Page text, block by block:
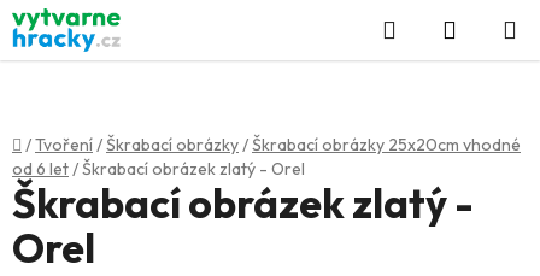
Přejít
na
obsah
Hledat
KOŠÍK
Domů
/Tvoření/Škrabací obrázky/Škrabací obrázky 25x20cm vhodné
od 6 let/Škrabací obrázek zlatý - Orel
Škrabací obrázek zlatý -
Orel